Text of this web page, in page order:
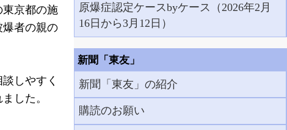
京都の施
者の親の
しやすく
した。
原爆症認定ケースbyケース（2026年2月
16日から3月12日）
新聞「東友」
新聞「東友」の紹介
購読のお願い